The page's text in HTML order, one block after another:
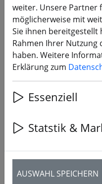
Menace
5.8ghz LHCP
7% SPAREN
weiter. Unsere Partner
möglicherweise mit
Sie ihnen bereitgestellt
Rahmen Ihrer Nutzung
haben. Weitere
Erklärung zum
Essenziell
Statstik &
AUSWAHL SPEICHERN